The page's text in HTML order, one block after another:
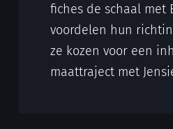
fiches de schaal met
voordelen hun
ze kozen voor een
maattraject met